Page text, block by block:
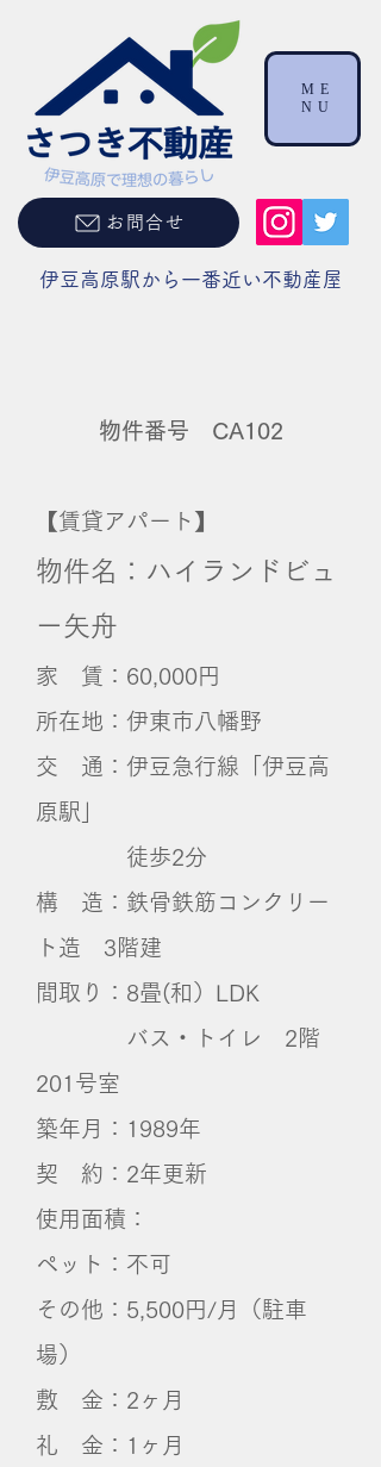
伊豆高原駅から一番近い不動産屋
お問合せ
ME
NU
物件番号 CA102
【賃貸アパート】
物件名：ハイランドビュ
ー矢舟
家 賃：60,000円
所在地：伊東市八幡野
交 通：伊豆急行線「伊豆高
原駅」
徒歩2分
構 造：鉄骨鉄筋コンクリー
ト造 3階建
間取り：8畳(和）LDK
バス・トイレ 2階
201号室
築年月：1989年
契 約：2年更新
使用面積：
ペット：不可
その他：5,500円/月（駐車
場）
敷 金：2ヶ月
礼 金：1ヶ月